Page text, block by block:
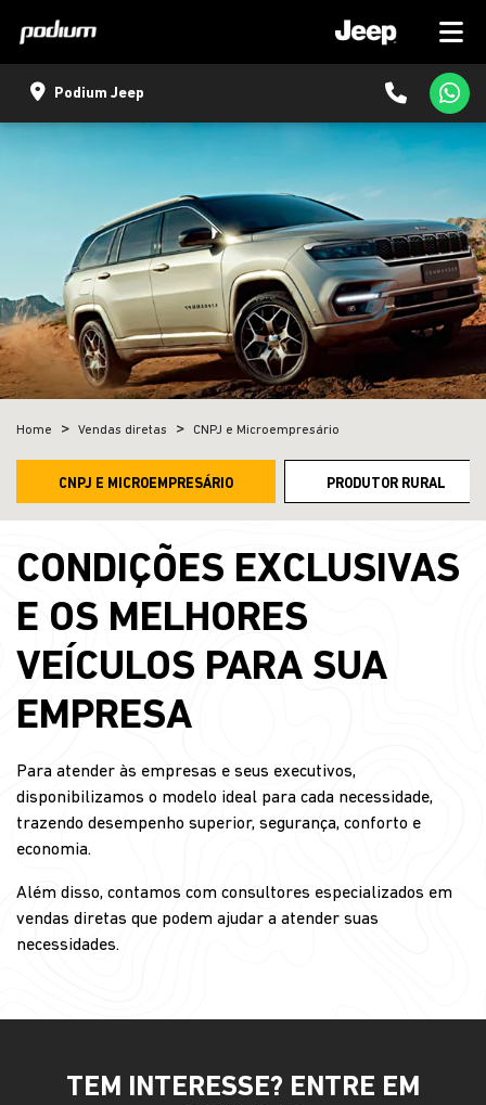
Podium Jeep
Home Vendas diretas CNPJ e Microempresário
CNPJ E MICROEMPRESÁRIO PRODUTOR RURAL
CONDIÇÕES EXCLUSIVAS
E OS MELHORES
VEÍCULOS PARA SUA
EMPRESA
Para atender às empresas e seus executivos,
disponibilizamos o modelo ideal para cada necessidade,
trazendo desempenho superior, segurança, conforto e
economia.
Além disso, contamos com consultores especializados em
vendas diretas que podem ajudar a atender suas
necessidades.
TEM INTERESSE? ENTRE EM